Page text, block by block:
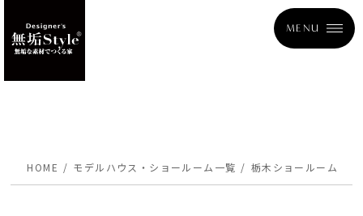
MENU
HOME モデルハウス・ショールーム一覧 栃木ショールーム